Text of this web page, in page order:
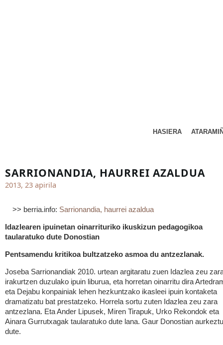
HASIERA
SARRIONANDIA, HAURREI AZALDUA
2013, 23 apirila
>> berria.info: Sarrionandia, haurrei azaldua
Idazlearen ipuinetan oinarrituriko ikuskizun pedagogikoa
taularatuko dute Donostian
Pentsamendu kritikoa bultzatzeko asmoa du antzezlanak.
Joseba Sarrionandiak 2010. urtean argitaratu zuen Idazlea zeu
irakurtzen duzulako ipuin liburua, eta horretan oinarritu dira
eta Dejabu konpainiak lehen hezkuntzako ikasleei ipuin kontaketa
dramatizatu bat prestatzeko. Horrela sortu zuten Idazlea zeu zara
antzezlana. Eta Ander Lipusek, Miren Tirapuk, Urko Rekondok eta
Ainara Gurrutxagak taularatuko dute lana. Gaur Donostian
dute.